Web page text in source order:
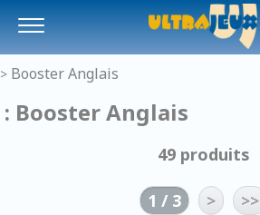
> Booster Anglais
: Booster Anglais
49 produits
1 / 3 > >>